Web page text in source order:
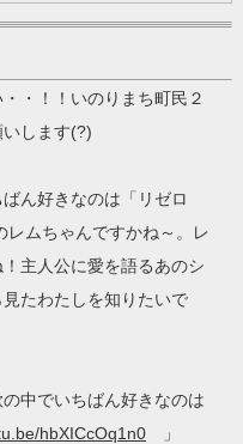
・！！いのりまち町民２
します(?)
ん好きなのは「リゼロ
ムちゃんですかね～。レ
主人公に愛を語るあのシ
たわたしを知りたいで
中でいちばん好きなのは
hbXICcOq1n0」